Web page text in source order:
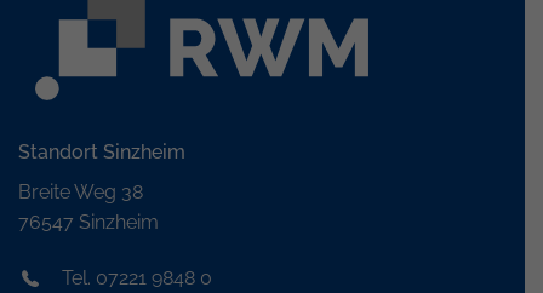
Standort Sinzheim
Breite Weg 38
76547 Sinzheim
Tel. 07221 9848 0